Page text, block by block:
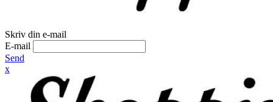
Skriv din e-mail
E-mail
Send
x